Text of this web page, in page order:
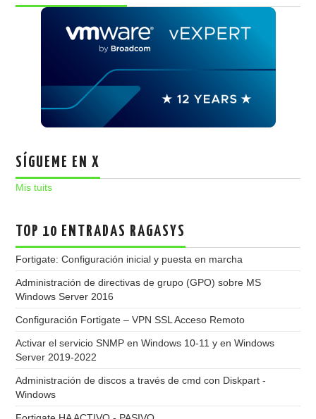
SÍGUEME EN X
Mis tuits
TOP 10 ENTRADAS RAGASYS
Fortigate: Configuración inicial y puesta en marcha
Administración de directivas de grupo (GPO) sobre MS
Windows Server 2016
Configuración Fortigate – VPN SSL Acceso Remoto
Activar el servicio SNMP en Windows 10-11 y en Windows
Server 2019-2022
Administración de discos a través de cmd con Diskpart -
Windows